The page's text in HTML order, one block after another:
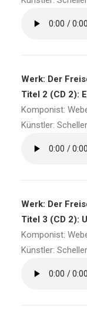
Werk: Der
Titel 2 (CD 2):
Komponist:
Künstler:
Werk: Der
Titel 3 (CD 2):
Komponist:
Künstler: